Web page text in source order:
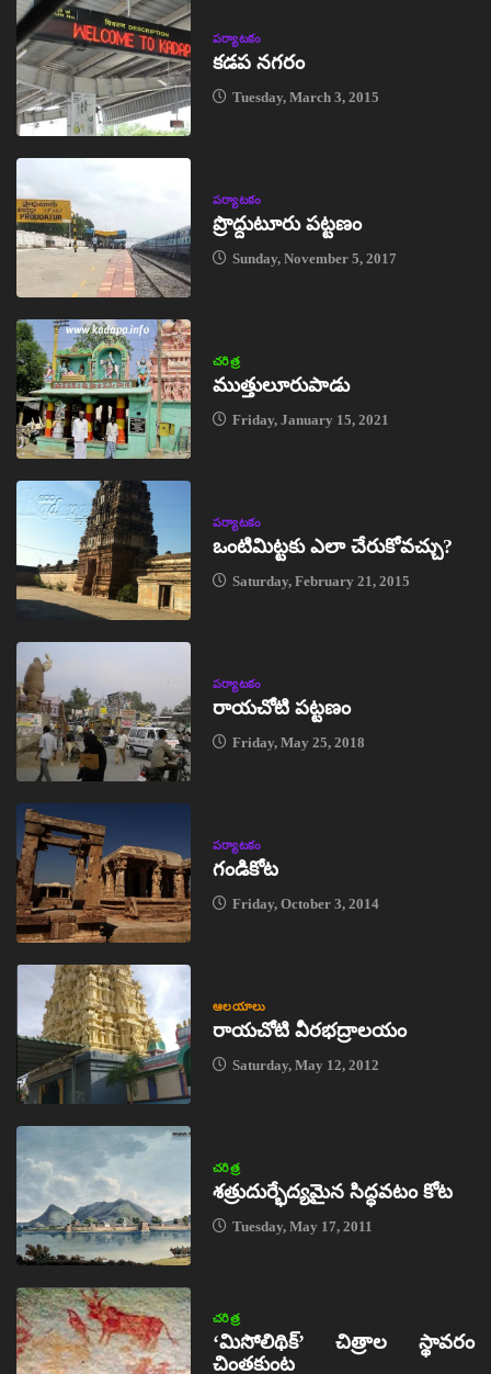
పర్యాటకం
కడప నగరం
Tuesday, March 3, 2015
పర్యాటకం
ప్రొద్దుటూరు పట్టణం
Sunday, November 5, 2017
చరిత్ర
ముత్తులూరుపాడు
Friday, January 15, 2021
పర్యాటకం
ఒంటిమిట్టకు ఎలా చేరుకోవచ్చు?
Saturday, February 21, 2015
పర్యాటకం
రాయచోటి పట్టణం
Friday, May 25, 2018
పర్యాటకం
గండికోట
Friday, October 3, 2014
ఆలయాలు
రాయచోటి వీరభద్రాలయం
Saturday, May 12, 2012
చరిత్ర
శత్రుదుర్భేద్యమైన సిద్ధవటం కోట
Tuesday, May 17, 2011
చరిత్ర
‘మిసోలిథిక్‌’ చిత్రాల స్థావరం
చింతకుంట